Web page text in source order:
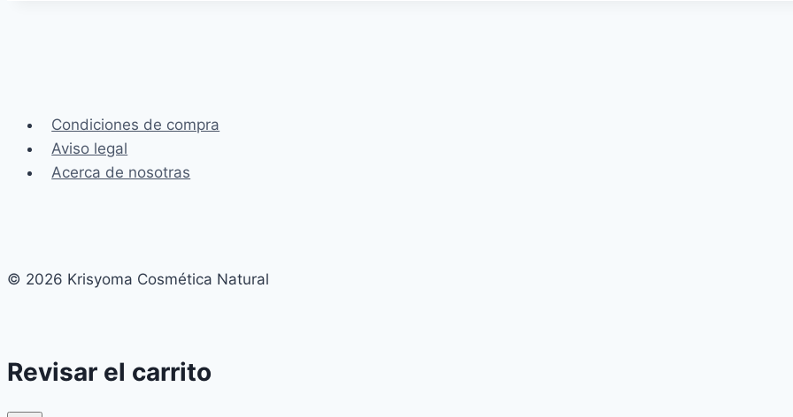
Condiciones de compra
Aviso legal
Acerca de nosotras
© 2026 Krisyoma Cosmética Natural
Revisar el carrito